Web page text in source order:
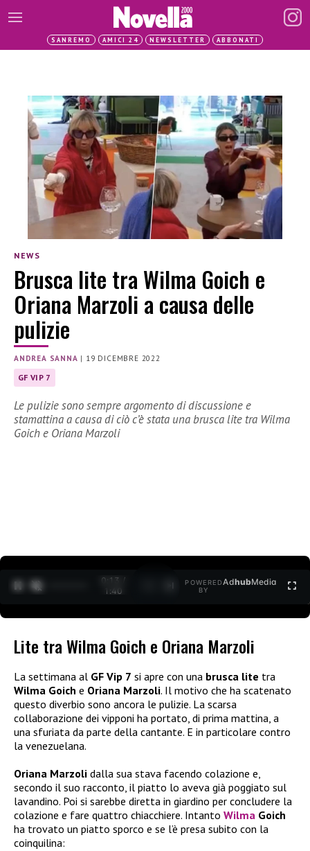
SANREMO AMICI 24 NEWSLETTER ABBONATI
NEWS
Brusca lite tra Wilma Goich e
Oriana Marzoli a causa delle
pulizie
ANDREA SANNA | 19 DICEMBRE 2022
GF VIP 7
Le pulizie sono sempre argomento di discussione e
stamattina a causa di ciò c’è stata una brusca lite tra Wilma
Goich e Oriana Marzoli
0:14 /
1:40
POWERED
BY
AdhubMedia
Lite tra Wilma Goich e Oriana Marzoli
La settimana al GF Vip 7 si apre con una brusca lite tra
Wilma Goich e Oriana Marzoli. Il motivo che ha scatenato
questo diverbio sono ancora le pulizie. La scarsa
collaborazione dei vipponi ha portato, di prima mattina, a
una sfuriata da parte della cantante. E in particolare contro
la venezuelana.
Oriana Marzoli dalla sua stava facendo colazione e,
secondo il suo racconto, il piatto lo aveva già poggiato sul
lavandino. Poi si sarebbe diretta in giardino per concludere la
colazione e fare quattro chiacchiere. Intanto Wilma Goich
ha trovato un piatto sporco e se l’è presa subito con la
coinquilina: